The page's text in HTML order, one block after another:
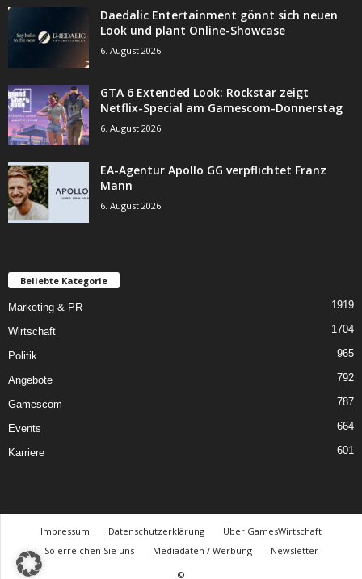
Daedalic Entertainment gönnt sich neuen
Look und plant Online-Showcase
6. August 2026
GTA 6 Extended Look: Rockstar zeigt
Netflix-Special am Gamescom-Donnerstag
6. August 2026
EA-Agentur Apollo GG verpflichtet Franz
Mann
6. August 2026
Beliebte Kategorie
Marketing & PR 1919
Wirtschaft 1704
Politik 965
Angebote 792
Gamescom 787
Events 664
Karriere 601
Impressum Datenschutzerklärung
Über GamesWirtschaft
So erreichen Sie uns
Mediadaten / Werbung
Newsletter
©